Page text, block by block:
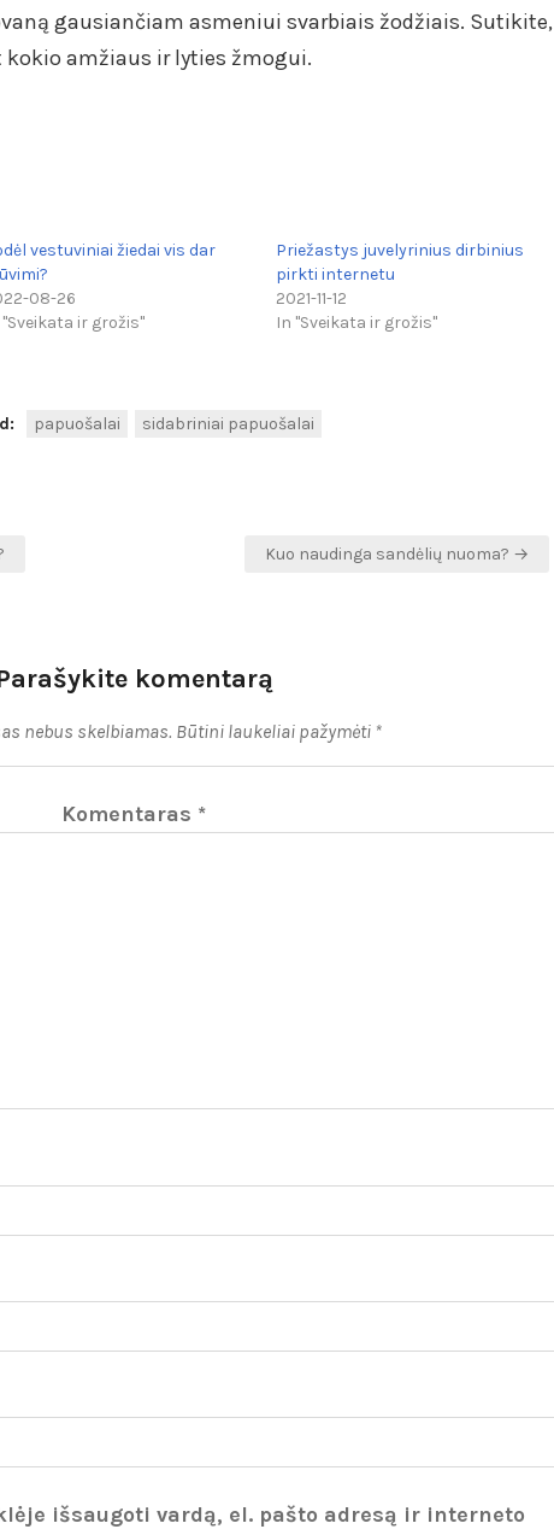
gausiančiam asmeniui svarbiais žodžiais. Sutikite,
amžiaus ir lyties žmogui.
vestuviniai žiedai vis dar
08-26
"Sveikata ir grožis"
Priežastys juvelyrinius dirbinius
pirkti internetu
2021-11-12
In "Sveikata ir grožis"
papuošalai sidabriniai papuošalai
Kuo naudinga sandėlių nuoma? →
komentarą
nebus skelbiamas. Būtini laukeliai pažymėti *
Komentaras *
išsaugoti vardą, el. pašto adresą ir interneto